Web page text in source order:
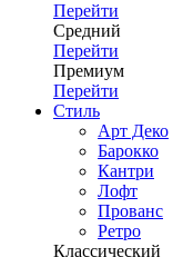
Перейти
Средний
Перейти
Премиум
Перейти
Стиль
Арт Деко
Барокко
Кантри
Лофт
Прованс
Ретро
Классический